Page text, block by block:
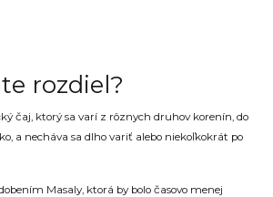
rozdiel?
čaj, ktorý sa varí z rôznych druhov korenín, do
a necháva sa dlho variť alebo niekoľkokrát po
Masaly, ktorá by bolo časovo menej